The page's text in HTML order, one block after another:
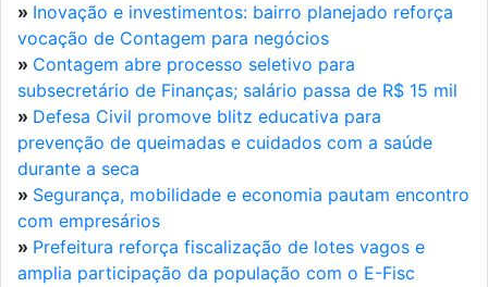
» Inovação e investimentos: bairro planejado reforça
vocação de Contagem para negócios
» Contagem abre processo seletivo para
subsecretário de Finanças; salário passa de R$ 15 mil
» Defesa Civil promove blitz educativa para
prevenção de queimadas e cuidados com a saúde
durante a seca
» Segurança, mobilidade e economia pautam encontro
com empresários
» Prefeitura reforça fiscalização de lotes vagos e
amplia participação da população com o E-Fisc